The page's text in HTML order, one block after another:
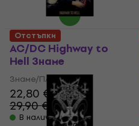
AC/DC Highway to
Hell Знаме
Знаме/Плакат
22,80 €
29,90 €
- 24 %
В наличност
Отстъпки